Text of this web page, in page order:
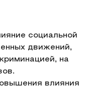
социальной
движений,
на
влияния